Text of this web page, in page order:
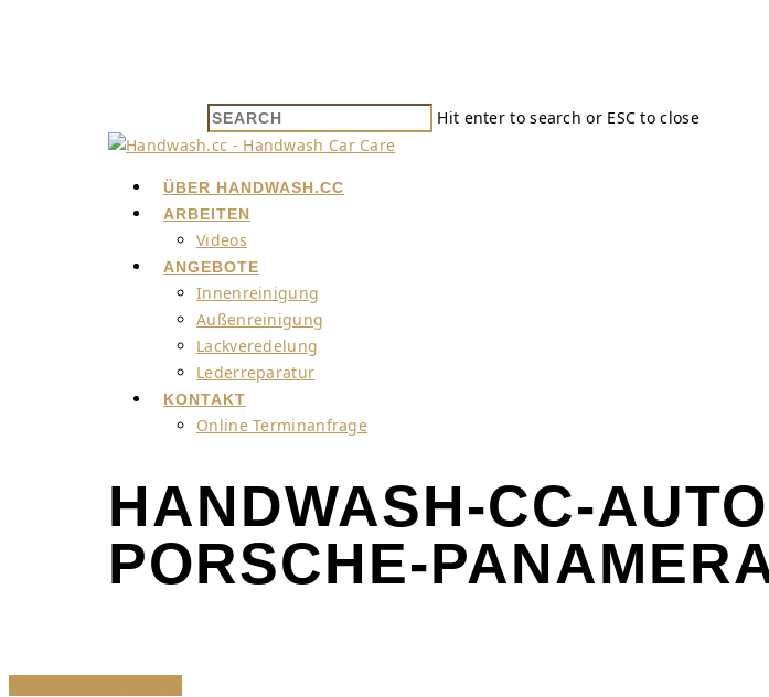
Hit enter to search or ESC to close
ÜBER HANDWASH.CC
ARBEITEN
Videos
ANGEBOTE
Innenreinigung
Außenreinigung
Lackveredelung
Lederreparatur
KONTAKT
Online Terminanfrage
HANDWASH-CC-
PORSCHE-